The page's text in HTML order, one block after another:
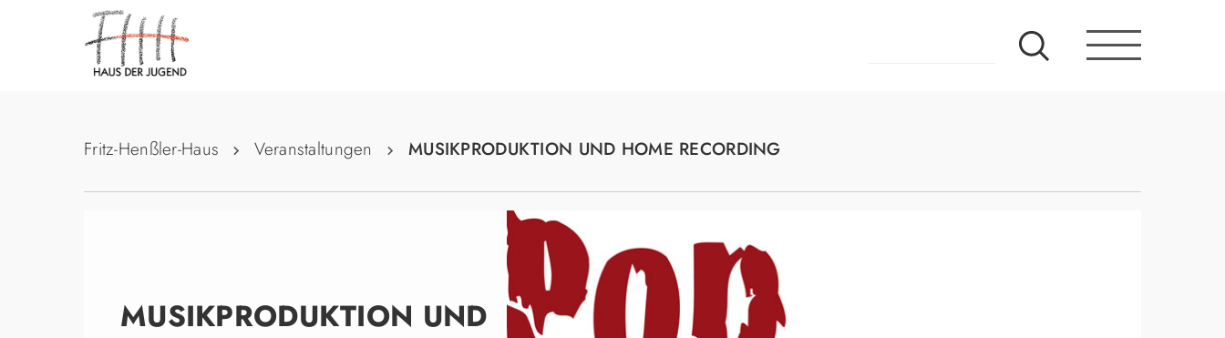
Fritz-Henßler-Haus Veranstaltungen MUSIKPRODUKTION UND HOME RECORDING
MUSIKPRODUKTION UND